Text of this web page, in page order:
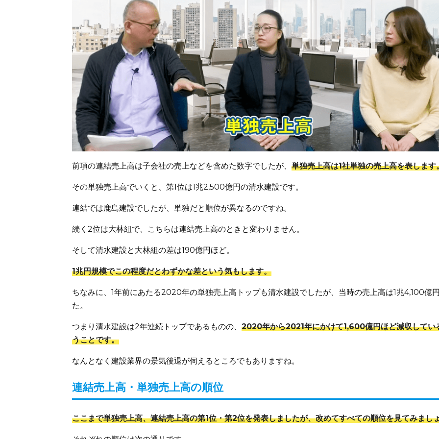
前項の連結売上高は子会社の売上などを含めた数字でしたが、 単独売上高は1社単独の売上高を表します
その単独売上高でいくと、第1位は1兆2,500億円の清水建設です。
連結では鹿島建設でしたが、単独だと順位が異なるのですね。
続く2位は大林組で、こちらは連結売上高のときと変わりません。
そして清水建設と大林組の差は190億円ほど。
1兆円規模でこの程度だとわずかな差という気もします。
ちなみに、1年前にあたる2020年の単独売上高トップも清水建設でしたが、当時の売上高は1兆4,100億
た。
つまり清水建設は2年連続トップであるものの、 2020年から2021年にかけて1,600億円ほど減収してい
うことです。
なんとなく建設業界の景気後退が伺えるところでもありますね。
連結売上高・単独売上高の順位
ここまで単独売上高、連結売上高の第1位・第2位を発表しましたが、改めてすべての順位を見てみまし